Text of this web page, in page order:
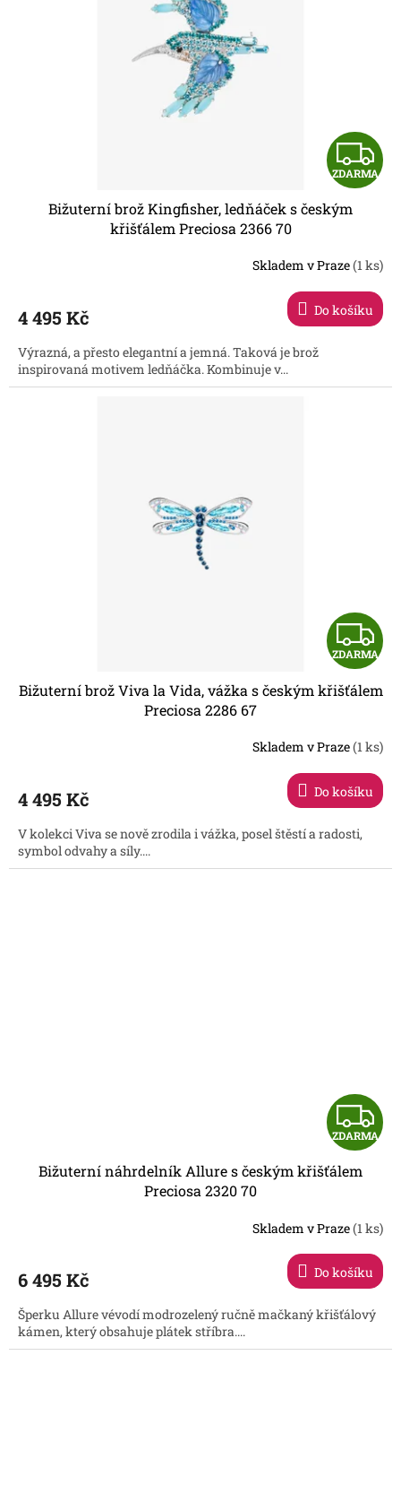
Z
D
R
ZDARMA
Bižuterní brož Kingfisher, ledňáček s českým
křišťálem Preciosa 2366 70
Skladem v Praze(1 ks)
4 495 Kč Do košíku
Výrazná, a přesto elegantní a jemná. Taková je brož
inspirovaná motivem ledňáčka. Kombinuje v...
Z
D
R
ZDARMA
Bižuterní brož Viva la Vida, vážka s českým křišťálem
Preciosa 2286 67
Skladem v Praze(1 ks)
4 495 Kč Do košíku
V kolekci Viva se nově zrodila i vážka, posel štěstí a radosti,
symbol odvahy a síly....
Z
D
R
A
ZDARMA
Bižuterní náhrdelník Allure s českým křišťálem
Preciosa 2320 70
Skladem v Praze(1 ks)
6 495 Kč Do košíku
Šperku Allure vévodí modrozelený ručně mačkaný křišťálový
kámen, který obsahuje plátek stříbra....